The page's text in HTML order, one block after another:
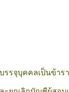
รจุบุคคลเป็นข้าร